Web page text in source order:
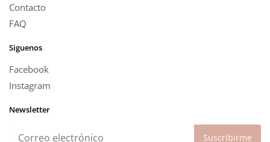
Contacto
FAQ
Siguenos
Facebook
Instagram
Newsletter